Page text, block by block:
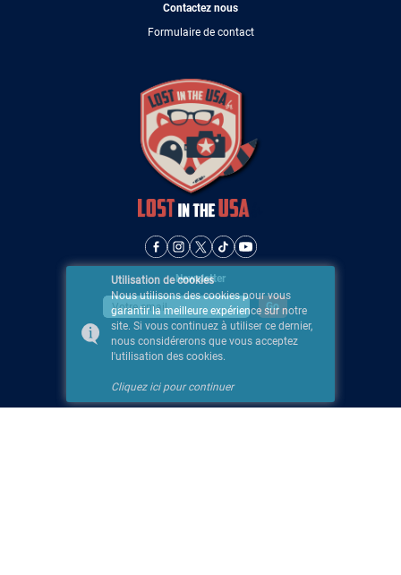
Contactez nous
Formulaire de contact
Newsletter
Utilisation de cookies
Nous utilisons des cookies pour vous
garantir la meilleure expérience sur notre
site. Si vous continuez à utiliser ce dernier,
nous considérerons que vous acceptez
l'utilisation des cookies.
Cliquez ici pour continuer